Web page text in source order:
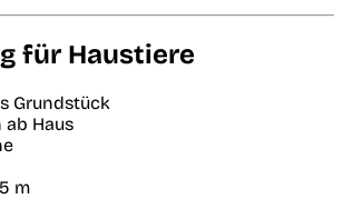
für Haustiere
Grundstück
ab Haus
m